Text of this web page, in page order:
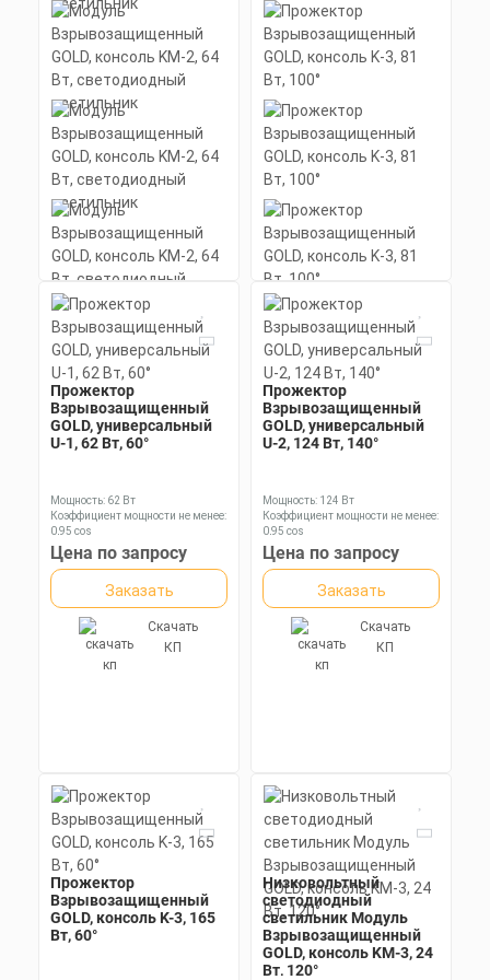
(анодированный), рассеиватель
поликарбонат
Заказать
Скачать
КП
Модуль
Взрывозащищенный
GOLD, консоль KM-2, 64
Вт, светодиодный
светильник
Мощность: 64 Вт
Коэффициент мощности не менее:
0,95 cos
Материал корпуса:
(анодированный), рассеиватель
поликарбонат
Заказать
КП
Прожектор
Взрывозащищенный
GOLD, консоль K-3, 81
Вт, 100°
Мощность: 81 Вт
Коэффициент мощности не менее:
0,95 cos
Материал корпуса:
Экструдированный
алюминиевый профиль
(анодированный), вторичная
силиконовой прокладкой.
Цена по запросу
Заказать
Скачать
КП
Прожектор
Взрывозащищенный
GOLD, универсальный
U-1, 62 Вт, 60°
Мощность: 62 Вт
Коэффициент мощности не менее:
0,95 cos
Материал корпуса:
Экструдированный
алюминиевый профиль
(анодированный), вторичная
оптика из акрила (ПММА) с
силиконовой прокладкой.
Цена по запросу
Заказать
Скачать
КП
Прожектор
Взрывозащищенный
GOLD, универсальный
U-2, 124 Вт, 140°
Мощность: 124 Вт
Коэффициент мощности не менее:
0,95 cos
Материал корпуса:
Экструдированный
алюминиевый профиль
(анодированный), вторичная
оптика из акрила (ПММА) с
силиконовой прокладкой.
Цена по запросу
Заказать
Скачать
КП
Прожектор
Взрывозащищенный
GOLD, консоль K-3, 165
Вт, 60°
Низковольтный
светодиодный
светильник Модуль
Взрывозащищенный
GOLD, консоль KM-3, 24
Вт, 120°